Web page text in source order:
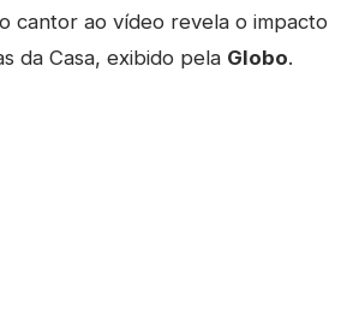
cantor ao vídeo revela o impacto
da Casa, exibido pela Globo.